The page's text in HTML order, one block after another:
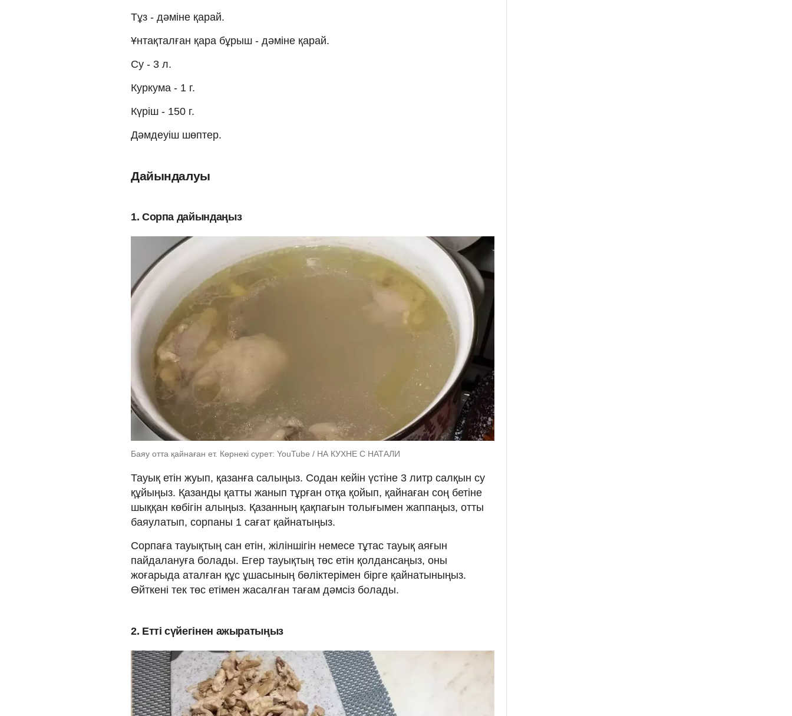
Тұз - дәміне қарай.
Ұнтақталған қара бұрыш - дәміне қарай.
Су - 3 л.
Куркума - 1 г.
Күріш - 150 г.
Дәмдеуіш шөптер.
Дайындалуы
1. Сорпа дайындаңыз
Баяу отта қайнаған ет. Көрнекі сурет: YouTube / НА КУХНЕ С НАТАЛИ
Тауық етін жуып, қазанға салыңыз. Содан кейін үстіне 3 литр салқын су
құйыңыз. Қазанды қатты жанып тұрған отқа қойып, қайнаған соң бетіне
шыққан көбігін алыңыз. Қазанның қақпағын толығымен жаппаңыз, отты
баяулатып, сорпаны 1 сағат қайнатыңыз.
Сорпаға тауықтың сан етін, жіліншігін немесе тұтас тауық аяғын
пайдалануға болады. Егер тауықтың төс етін қолдансаңыз, оны
жоғарыда аталған құс ұшасының бөліктерімен бірге қайнатыныңыз.
Өйткені тек төс етімен жасалған тағам дәмсіз болады.
2. Етті сүйегінен ажыратыңыз